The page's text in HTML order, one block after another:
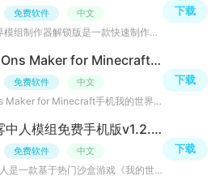
免费软件 中文
MAM我的世界模组制作器解锁版是一款快速制作我的世界模组的手机应用，新版modmaker汉化来袭，全新升级，新增
下载
MAM AddOns Maker for Minecraft(手机我的世界插件制作器)v3.8.4 官方原版
免费软件 中文
MAM AddOns Maker for Minecraft手机我的世界插件制作器是一款第三方我的世界插件制作软件，可实现我的世界
下载
我的世界雾中人模组免费手机版v1.2.9.4官方最新版
免费软件 中文
我的世界雾中人是一款基于热门沙盒游戏《我的世界》的模组，它将玩家带入一个充满神秘和挑战的雾蒙蒙的新世
下载